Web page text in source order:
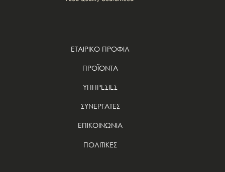
ΕΤΑΙΡΙΚΟ ΠΡΟΦΙΛ
ΠΡΟΪΟΝΤΑ
ΥΠΗΡΕΣΙΕΣ
ΣΥΝΕΡΓΑΤΕΣ
ΕΠΙΚΟΙΝΩΝΙΑ
ΠΟΛΙΤΙΚΕΣ